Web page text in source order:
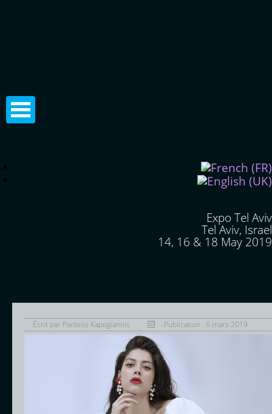
Expo Tel Aviv
Tel Aviv, Israel
14, 16 & 18 May 2019
Écrit par Pantelis Kapogiannis Publication : 6 mars 2019